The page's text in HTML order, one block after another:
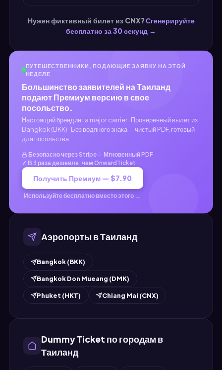
Нужен фиктивный билет из CNX?Сгенерируйте
бесплатно за 30 секунд →
ПУТЕШЕСТВЕННИКИ, ПОДАЮЩИЕ ЗАЯВКУ НА ЭТОЙ
НЕДЕЛЕ
Большинство заявителей на Таиланд
подают Премиум версию в свое
посольство.
Настоящий брендинг a major carrier · Проверенный вылет из
Bangkok (BKK) · Без водяного знака — чистый PDF, готовый
для посольства.
Безопасно через Stripe
Мгновенный PDF
✓ В 3 раза дешевле, чем OnwardTicket
Получить Премиум — $7.90
Используйте бесплатно вместо этого →
Аэропорты в Таиланд
Bangkok (BKK)
Bangkok Don Mueang (DMK)
Phuket (HKT) Chiang Mai (CNX)
Dummy Ticket по городам в
Таиланд